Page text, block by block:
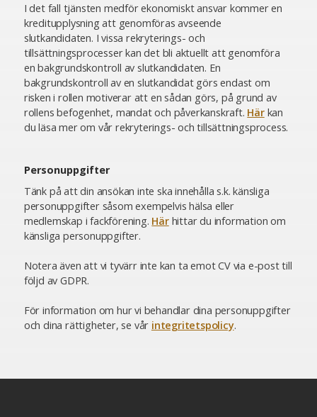
I det fall tjänsten medför ekonomiskt ansvar kommer en
kreditupplysning att genomföras avseende
slutkandidaten. I vissa rekryterings- och
tillsättningsprocesser kan det bli aktuellt att genomföra
en bakgrundskontroll av slutkandidaten. En
bakgrundskontroll av en slutkandidat görs endast om
risken i rollen motiverar att en sådan görs, på grund av
rollens befogenhet, mandat och påverkanskraft. Härkan
du läsa mer om vår rekryterings- och tillsättningsprocess.
Personuppgifter
Tänk på att din ansökan inte ska innehålla s.k. känsliga
personuppgifter såsom exempelvis hälsa eller
medlemskap i fackförening. Härhittar du information om
känsliga personuppgifter.
Notera även att vi tyvärr inte kan ta emot CV via e-post till
följd av GDPR.
För information om hur vi behandlar dina personuppgifter
och dina rättigheter, se vår integritetspolicy.